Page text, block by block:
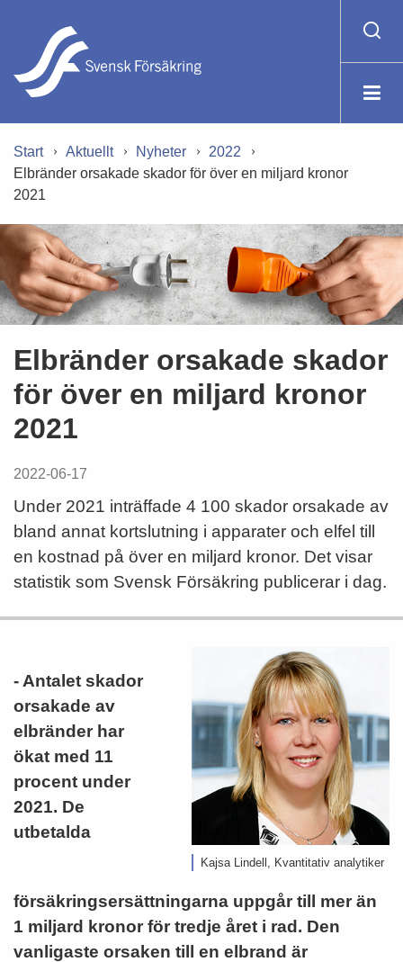
Start Aktuellt Nyheter
2022
Elbränder orsakade skador för över en miljard kronor
2021
Elbränder orsakade skador
för över en miljard kronor
2021
2022-06-17
Under 2021 inträffade 4 100 skador orsakade av
bland annat kortslutning i apparater och elfel till
en kostnad på över en miljard kronor. Det visar
statistik som Svensk Försäkring publicerar i dag.
Kajsa Lindell, Kvantitativ analytiker
- Antalet skador
orsakade av
elbränder har
ökat med 11
procent under
2021. De
utbetalda
försäkringsersättningarna uppgår till mer än
1 miljard kronor för tredje året i rad. Den
vanligaste orsaken till en elbrand är